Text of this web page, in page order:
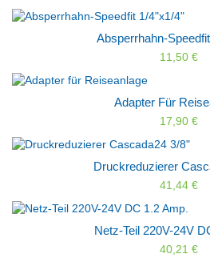
Absperrhahn-
11,50 €
Adapter Für
17,90 €
Druckreduzierer
41,44 €
Netz-Teil 220V-24V
40,21 €